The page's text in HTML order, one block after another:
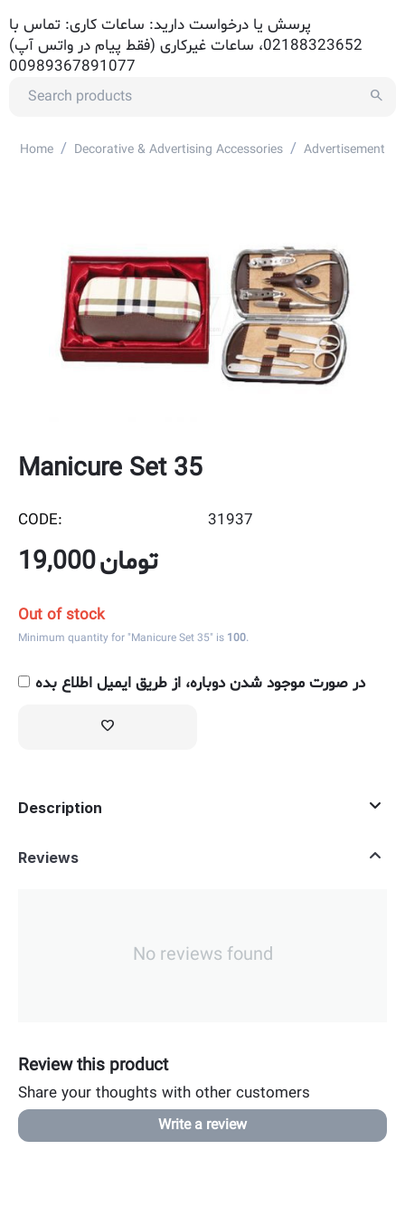
پرسش یا درخواست دارید: ساعات کاری: تماس با
02188323652، ساعات غیرکاری (فقط پیام در واتس آپ)
00989367891077
Home / Decorative & Advertising Accessories / Advertisement
Manicure Set 35
CODE: 31937
19,000تومان
Out of stock
Minimum quantity for "Manicure Set 35" is 100.
در صورت موجود شدن دوباره، از طریق ایمیل اطلاع بده
Description
Reviews
No reviews found
Review this product
Share your thoughts with other customers
Write a review